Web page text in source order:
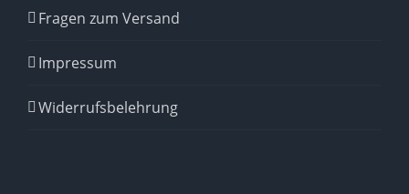
Fragen zum Versand
Impressum
Widerrufsbelehrung